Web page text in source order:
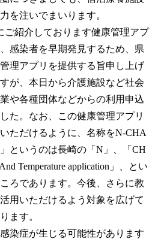
を注いでまいります。
紹介しております健康管理アプ
感染者を早期発見するため、県
理アプリを提供する旨申し上げ
が、本日から介護施設など社会
や各種団体などからの利用申込
た。なお、この健康管理アプリ
ただけるように、名称をN-CHA
というのは長崎の「N」、「CH
Temperature application」、とい
ろであります。今後、さらに教
用いただけるよう対象を広げて
ます。
染症が生じる可能性があります